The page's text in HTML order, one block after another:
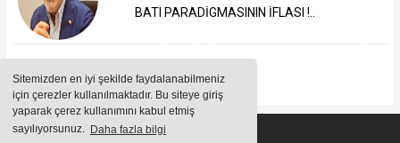
Sitemizden en iyi şekilde faydalanabilmeniz
için çerezler kullanılmaktadır. Bu siteye giriş
yaparak çerez kullanımını kabul etmiş
sayılıyorsunuz. Daha fazla bilgi
BATI PARADİGMASININ İFLASI !..